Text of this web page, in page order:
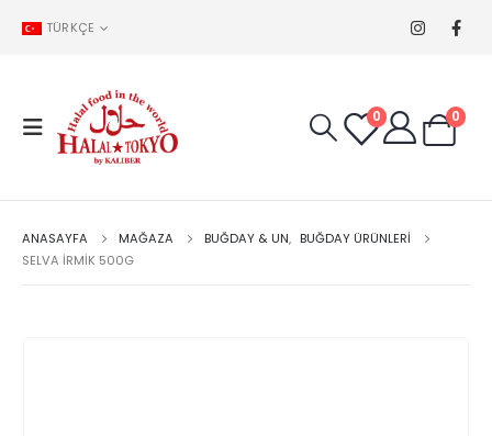
TÜRKÇE
0 0
ANASAYFA MAĞAZA BUĞDAY & UN, BUĞDAY ÜRÜNLERI
SELVA İRMİK 500G